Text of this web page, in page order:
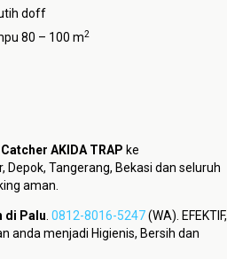
doff
80 – 100 m2
Catcher AKIDA TRAP ke
Depok, Tangerang, Bekasi dan seluruh
aman.
di Palu 0812-8016-5247(WA). EFEKTIF,
anda menjadi Higienis, Bersih dan